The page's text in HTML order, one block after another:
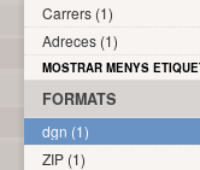
Carrers (1)
Adreces (1)
MOSTRAR MENYS
FORMATS
dgn (1)
ZIP (1)